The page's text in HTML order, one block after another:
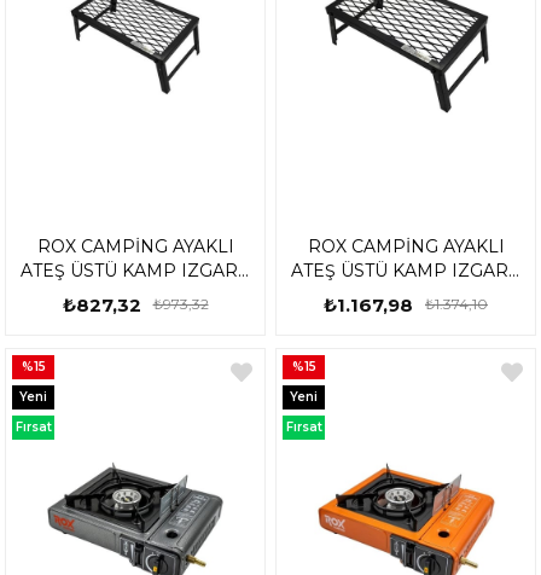
ROX CAMPİNG AYAKLI
ATEŞ ÜSTÜ KAMP IZGARA
LARGE 153CAMP0221
₺827,32 ₺973,32
ROX CAMPİNG AYAKLI
ATEŞ ÜSTÜ KAMP IZGARA
X-LARGE 153CAMP0222
₺1.167,98 ₺1.374,10
%15
Yeni
Ürün
Fırsat
%15
Yeni
Ürün
Fırsat